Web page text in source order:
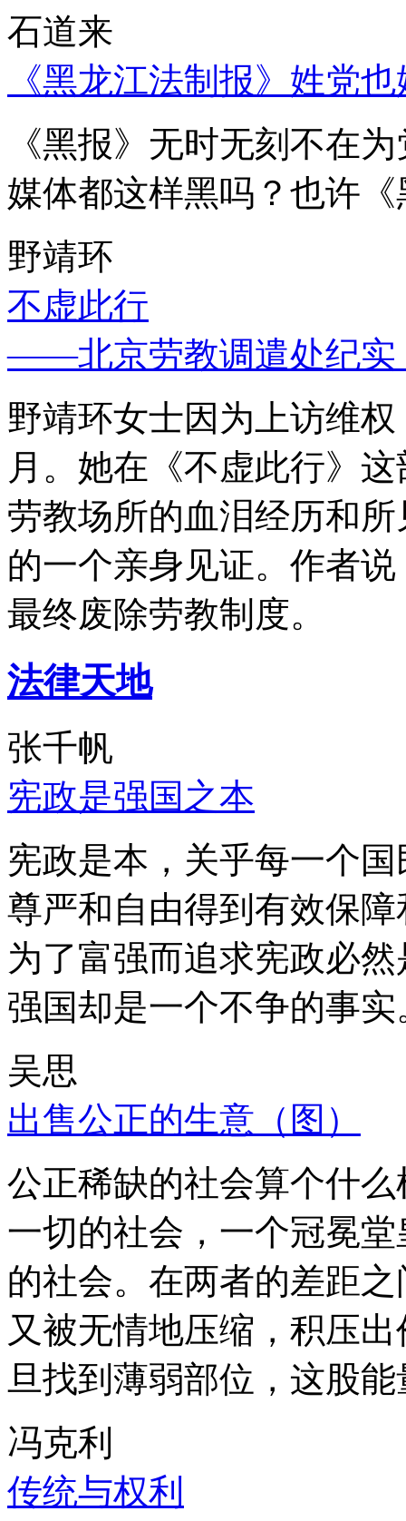
石道来
《黑龙江法制报》姓党
《黑报》无时无刻不在
媒体都这样黑吗？也许
野靖环
不虚此行
——北京劳教调遣处纪实
野靖环女士因为上访维
月。她在《不虚此行》
劳教场所的血泪经历和
的一个亲身见证。作者
最终废除劳教制度。
法律天地
张千帆
宪政是强国之本
宪政是本，关乎每一个
尊严和自由得到有效保
为了富强而追求宪政必
强国却是一个不争的事实
吴思
出售公正的生意（图）
公正稀缺的社会算个什
一切的社会，一个冠冕
的社会。在两者的差距
又被无情地压缩，积压
旦找到薄弱部位，这股
冯克利
传统与权利